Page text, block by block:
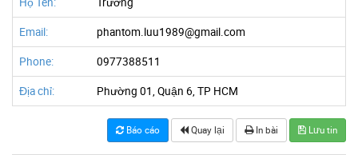
Email: phantom.luu1989@gmail.com
Phone: 0977388511
Địa chỉ: Phường 01, Quận 6, TP HCM
Báo cáo Quay lại In bài Lưu tin